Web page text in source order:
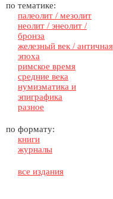
по тематике:
палеолит / мезолит
неолит / энеолит /
бронза
железный век / античная
эпоха
римское время
средние века
нумизматика и
эпиграфика
разное
по формату:
книги
журналы
все издания